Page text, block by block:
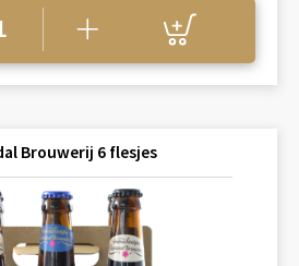
Brouwerij 6 flesjes